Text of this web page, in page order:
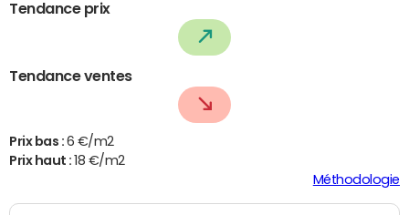
Tendance prix
Tendance ventes
Prix bas : 6 €/m2
Prix haut : 18 €/m2
Méthodologie